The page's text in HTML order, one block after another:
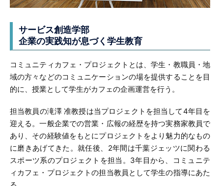
サービス創造学部
企業の実践知が息づく学生教育
コミュニティカフェ・プロジェクトとは、学生・教職員・地
域の方々などのコミュニケーションの場を提供することを目
的に、授業として学生がカフェの企画運営を行う。
担当教員の滝澤 准教授は当プロジェクトを担当して4年目を
迎える。一般企業での営業・広報の経歴を持つ実務家教員で
あり、その経験値をもとにプロジェクトをより魅力的なもの
に磨きあげてきた。就任後、2年間は千葉ジェッツに関わる
スポーツ系のプロジェクトを担当。3年目から、コミュニテ
ィカフェ・プロジェクトの担当教員として学生の指導にあた